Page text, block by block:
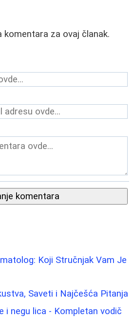
komentara za ovaj članak.
komentara
Koji Stručnjak Vam Je
Saveti i Najčešća Pitanja
i negu lica - Kompletan vodič